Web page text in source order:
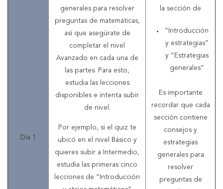
Día 1
generales para resolver
preguntas de matemáticas,
así que asegúrate de
completar el nivel
Avanzado en cada una de
las partes. Para esto,
estudia las lecciones
disponibles e intenta subir
de nivel.
Por ejemplo, si el quiz te
ubicó en el nivel Básico y
quieres subir a Intermedio,
estudia las primeras cinco
lecciones de “Introducción
la sección de
“Introducción
y estrategias”
y “Estrategias
generales”
Es importante
recordar que cada
sección contiene
consejos y
estrategias
generales para
resolver
preguntas de